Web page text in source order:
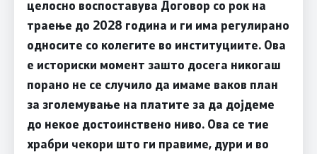
целосно воспоставува Договор со рок на
траење до 2028 година и ги има регулирано
односите со колегите во институциите. Ова
е историски момент зашто досега никогаш
порано не се случило да имаме ваков план
за зголемување на платите за да дојдеме
до некое достоинствено ниво. Ова се тие
храбри чекори што ги правиме, дури и во